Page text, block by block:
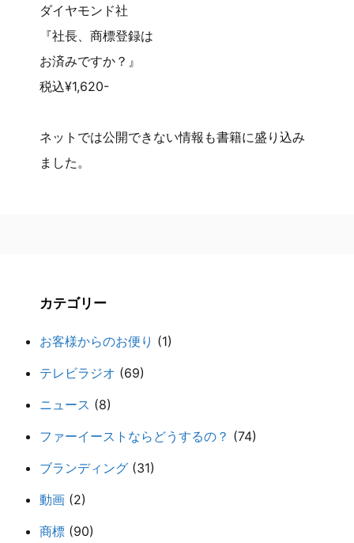
ダイヤモンド社
『社長、商標登録は
お済みですか？』
税込¥1,620-
ネットでは公開できない情報も書籍に盛り込み
ました。
カテゴリー
お客様からのお便り (1)
テレビラジオ (69)
ニュース (8)
ファーイーストならどうするの？ (74)
ブランディング (31)
動画 (2)
商標 (90)